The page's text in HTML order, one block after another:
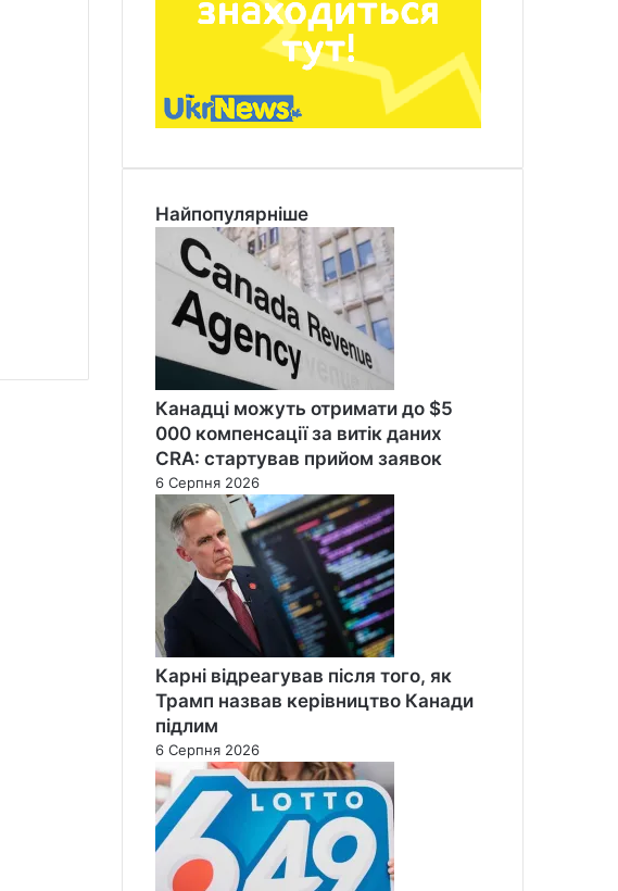
Найпопулярніше
Канадці можуть отримати до $5
000 компенсації за витік даних
CRA: стартував прийом заявок
6 Серпня 2026
Карні відреагував після того, як
Трамп назвав керівництво Канади
підлим
6 Серпня 2026